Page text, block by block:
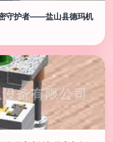
守护者——盐山县德玛机